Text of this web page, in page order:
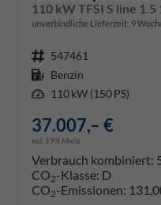
unverbindliche Lieferzeit: 9
Fahrzeugnr. 547461
Kraftstoff Benzin
Leistung 110 kW (150 PS)
37.007,– €
incl. 19% MwSt.
Verbrauch kombiniert:
CO2-Klasse: D
CO2-Emissionen: